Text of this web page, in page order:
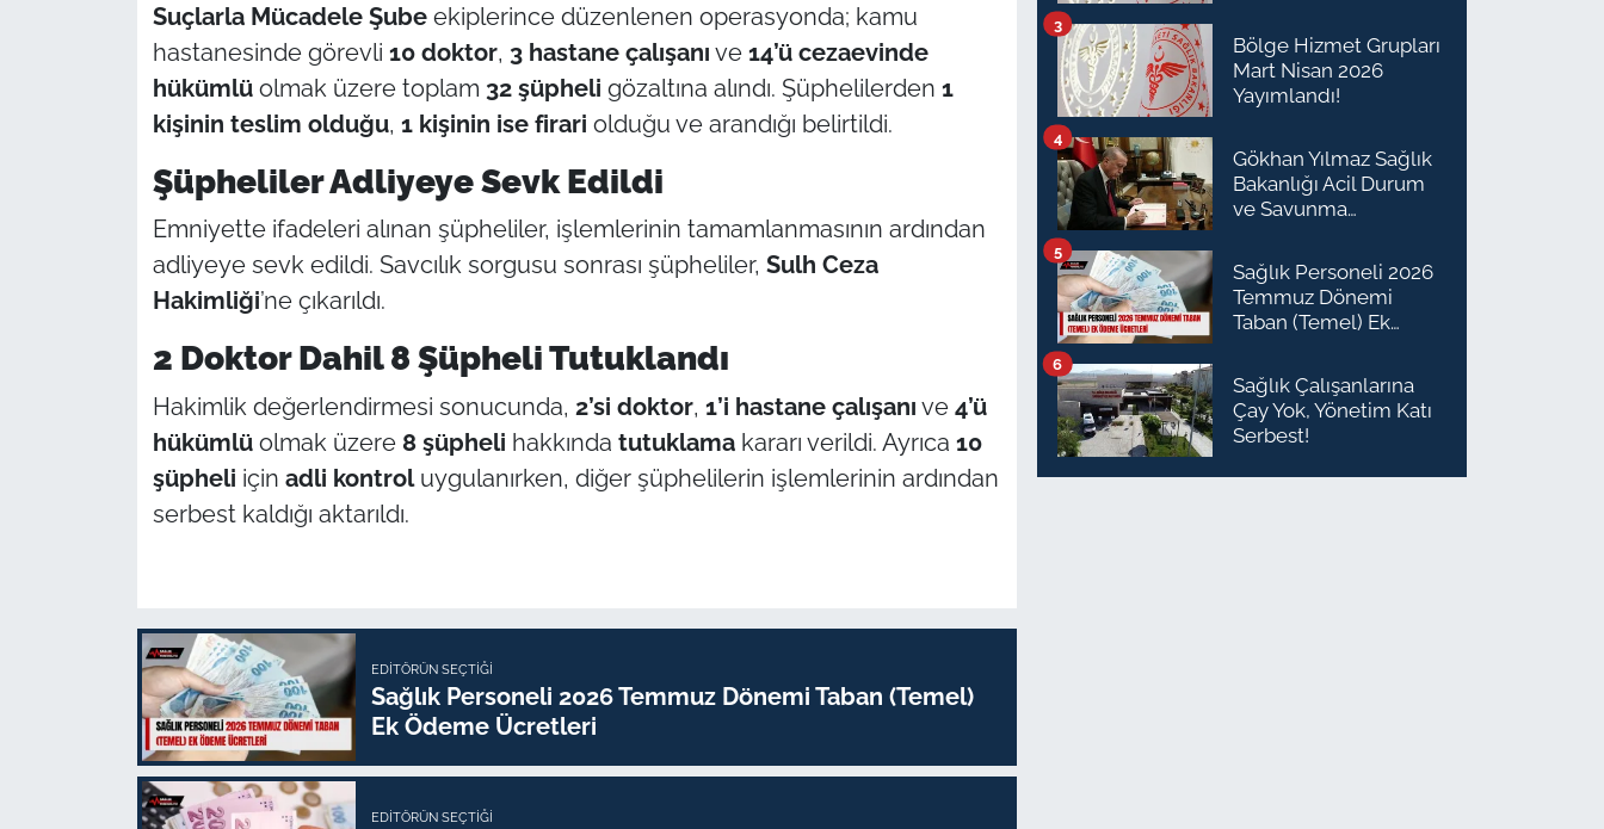
Suçlarla Mücadele Şubeekiplerince düzenlenen operasyonda; kamu
hastanesinde görevli 10 doktor, 3 hastane çalışanı ve 14’ü cezaevinde
hükümlüolmak üzere toplam 32 şüpheli gözaltına alındı. Şüphelilerden 1
kişinin teslim olduğu, 1 kişinin ise firari olduğu ve arandığı belirtildi.
Şüpheliler Adliyeye Sevk Edildi
Emniyette ifadeleri alınan şüpheliler, işlemlerinin tamamlanmasının ardından
adliyeye sevk edildi. Savcılık sorgusu sonrası şüpheliler, Sulh Ceza
Hakimliği’ne çıkarıldı.
2 Doktor Dahil 8 Şüpheli Tutuklandı
Hakimlik değerlendirmesi sonucunda, 2’si doktor, 1’i hastane çalışanı ve 4’ü
hükümlüolmak üzere 8 şüpheli hakkında tutuklamakararı verildi. Ayrıca 10
şüpheli için adli kontroluygulanırken, diğer şüphelilerin işlemlerinin ardından
serbest kaldığı aktarıldı.
EDITÖRÜN SEÇTIĞI
Sağlık Personeli 2026 Temmuz Dönemi Taban (Temel)
Ek Ödeme Ücretleri
EDITÖRÜN SEÇTIĞI
Bölge Hizmet Grupları
Mart Nisan 2026
Yayımlandı!
3
Gökhan Yılmaz Sağlık
Bakanlığı Acil Durum
ve Savunma
Başkanı Olarak Atandı
4
Sağlık Personeli 2026
Temmuz Dönemi
Taban (Temel) Ek
5
Sağlık Çalışanlarına
Çay Yok, Yönetim Katı
Serbest!
6